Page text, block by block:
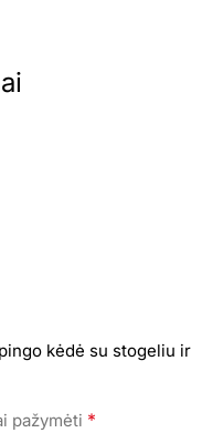
kėdė su stogeliu ir
pažymėti *